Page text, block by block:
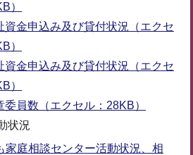
）
資金申込み及び貸付状況（エクセ
）
資金申込み及び貸付状況（エクセ
）
委員数（エクセル：28KB）
状況
家庭相談センター活動状況、相